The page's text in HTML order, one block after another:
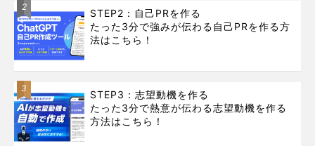
2
STEP2：自己PRを作る
たった3分で強みが伝わる自己PRを作る方
法はこちら！
3
STEP3：志望動機を作る
たった3分で熱意が伝わる志望動機を作る
方法はこちら！